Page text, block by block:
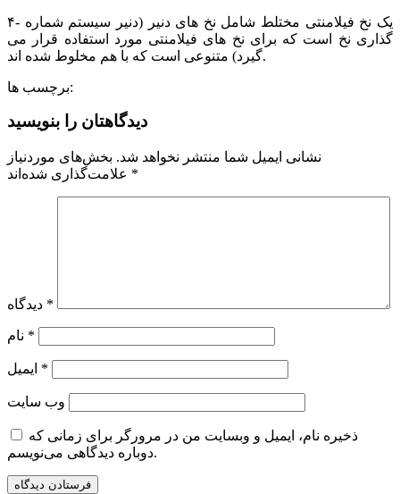
۴- یک نخ فیلامنتی مختلط شامل نخ های دنیر (دنیر سیستم شماره
گذاری نخ است که برای نخ های فیلامنتی مورد استفاده قرار می
گیرد) متنوعی است که با هم مخلوط شده اند.
برچسب ها:
دیدگاهتان را بنویسید
نشانی ایمیل شما منتشر نخواهد شد. بخش‌های موردنیاز
*
*
*
*
وب‌ سایت
ذخیره نام، ایمیل و وبسایت من در مرورگر برای زمانی که
دوباره دیدگاهی می‌نویسم.